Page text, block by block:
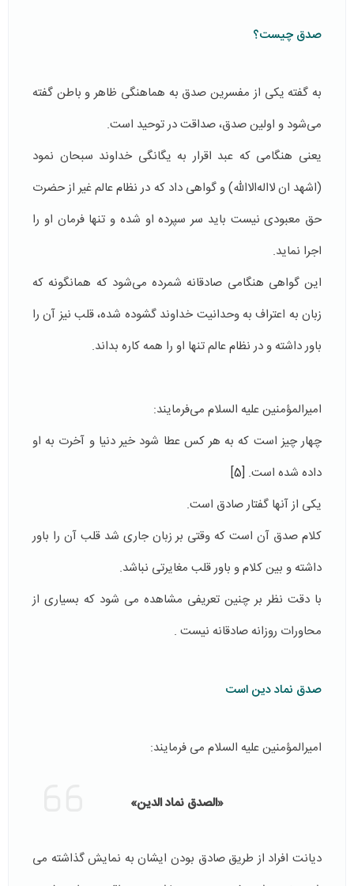
صدق چیست؟
به گفته یکی از مفسرین صدق به هماهنگی ظاهر و باطن گفته
می‌شود و اولین صدق، صداقت در توحید است.
یعنی هنگامی که عبد اقرار به یگانگی خداوند سبحان نمود
(اشهد ان لا‌اله‌الا‌الله) و گواهی داد که در نظام عالم غیر از حضرت
حق معبودی نیست باید سر سپرده او شده و تنها فرمان او را
اجرا نماید.
این گواهی هنگامی صادقانه شمرده می‌شود که همانگونه که
زبان به اعتراف به وحدانیت خداوند گشوده شده، قلب نیز آن را
باور داشته و در نظام عالم تنها او را همه کاره بداند.
امیرالمؤمنین علیه السلام می‌فرمایند:
چهار چيز است كه به هر كس عطا شود خير دنيا و آخرت به او
داده شده است. [5]
یکی از آنها گفتار صادق است.
کلام صدق آن است که وقتی بر زبان جاری شد قلب آن را باور
داشته و بین کلام و باور قلب مغایرتی نباشد.
با دقت نظر بر چنین تعریفی مشاهده می شود که بسیاری از
محاورات روزانه صادقانه نیست .
صدق نماد دین است
امیرالمؤمنین علیه السلام می فرمایند:
«الصدق نماد الدین»
دیانت افراد از طریق صادق بودن ایشان به نمایش گذاشته می